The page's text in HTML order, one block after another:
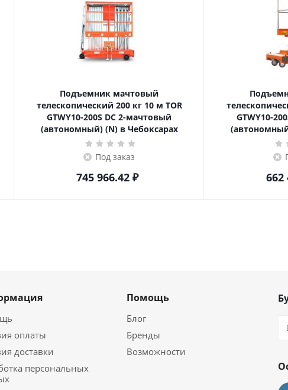
Подъемник мачтовый
телескопический 200 кг 10 м TOR
GTWY10-200S DC 2-мачтовый
(автономный) (N) в Чебоксарах
Под заказ
745 966.42₽
телескопический
GTWY10-
662
оплаты
доставки
персональных
Помощь
Блог
Бренды
Возможности